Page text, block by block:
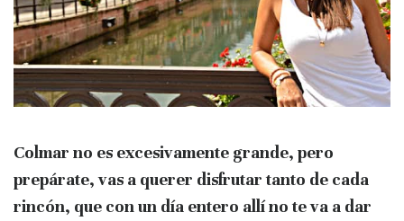
Colmar no es excesivamente grande, pero
prepárate, vas a querer disfrutar tanto de cada
rincón, que con un día entero allí no te va a dar